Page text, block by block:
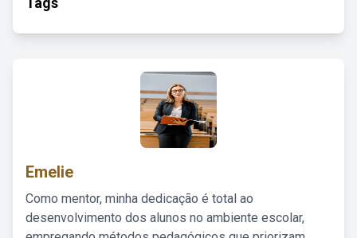
Emelie
Como mentor, minha dedicação é total ao
desenvolvimento dos alunos no ambiente escolar,